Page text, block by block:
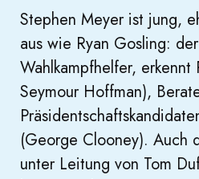
Stephen Meyer ist jung,
aus wie Ryan Gosling:
Wahlkampfhelfer, erkennt
Seymour Hoffman),
(George Clooney). Auch
unter Leitung von Tom